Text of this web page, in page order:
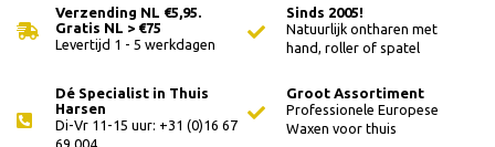
Verzending NL €5,95.
Gratis NL > €75
Levertijd 1 - 5 werkdagen
Sinds 2005!
Natuurlijk ontharen met
hand, roller of spatel
Dé Specialist in Thuis
Harsen
Di-Vr 11-15 uur: +31 (0)16 67
69 004
Groot Assortiment
Professionele Europese
Waxen voor thuis